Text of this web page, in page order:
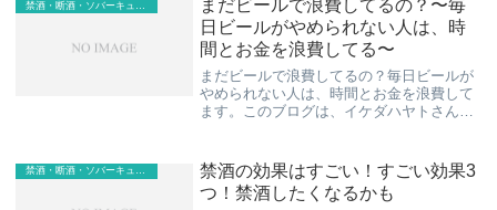
まだビールで浪費してるの？〜毎
日ビールがやめられない人は、時
間とお金を浪費してる〜
まだビールで浪費してるの？毎日ビールが
やめられない人は、時間とお金を浪費して
ます。このブログは、イケダハヤトさんの
るの？まだ東京で消耗してるの？いずれも
素晴らしいタ...
禁酒・断酒・ソバーキュリアス
禁酒の効果はすごい！すごい効果3
つ！禁酒したくなるかも